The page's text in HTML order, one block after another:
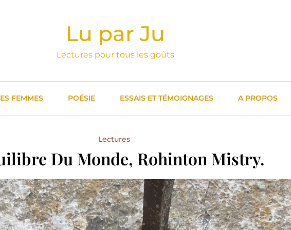
Lu par Ju
Lectures pour tous les goûts
FEMMES POÉSIE ESSAIS ET TÉMOIGNAGES A PROPOS
Lectures
Du Monde, Rohinton Mistry.